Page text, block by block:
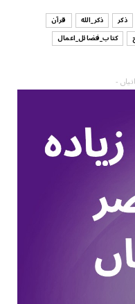
ذکر ذکر_الله
قرآن
کتاب_فضائل_اعمال
-